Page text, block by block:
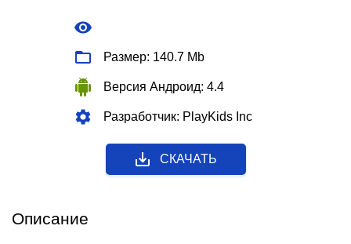
Размер: 140.7 Mb
Версия Андроид: 4.4
Разработчик: PlayKids Inc
СКАЧАТЬ
Описание